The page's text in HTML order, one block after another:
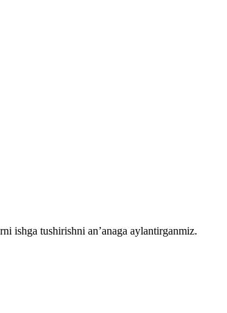
ishga tushirishni an’anaga aylantirganmiz.